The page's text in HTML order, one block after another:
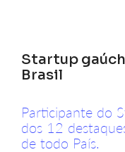
Startup
Brasil
Participante do
dos 12
de todo País.